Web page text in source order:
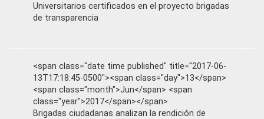
Universitarios certificados en el proyecto brigadas
de transparencia
<span class="date time published" title="2017-06-
13T17:18:45-0500"><span class="day">13</span>
<span class="month">Jun</span> <span
class="year">2017</span></span>
Brigadas ciudadanas analizan la rendición de